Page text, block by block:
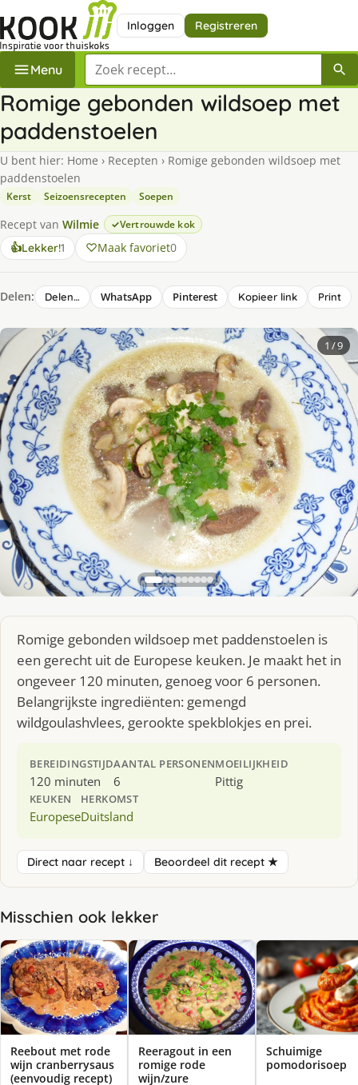
Inloggen Registreren
Menu Zoek een recept
Romige gebonden wildsoep met
paddenstoelen
U bent hier: Home › Recepten › Romige gebonden wildsoep met
paddenstoelen
Kerst Seizoensrecepten Soepen
Recept van Wilmie Vertrouwde kok
👍Lekker!1 keer
lekker
Maak favoriet0
Delen: Delen… WhatsApp Pinterest Kopieer link Print
1 / 9
Romige gebonden wildsoep met paddenstoelen is
een gerecht uit de Europese keuken. Je maakt het in
ongeveer 120 minuten, genoeg voor 6 personen.
Belangrijkste ingrediënten: gemengd
wildgoulashvlees, gerookte spekblokjes en prei.
BEREIDINGSTIJD
120 minuten
AANTAL PERSONEN
6
MOEILIJKHEID
Pittig
KEUKEN
Europese
HERKOMST
Duitsland
Direct naar recept ↓ Beoordeel dit recept ★
Misschien ook lekker
Reebout met rode
wijn cranberrysaus
(eenvoudig recept)
Reeragout in een
romige rode
wijn/zure
Schuimige
pomodorisoep